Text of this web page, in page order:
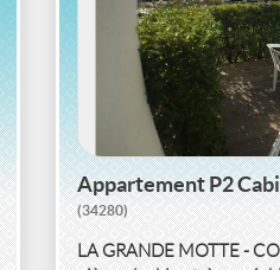
Appartement P2
(34280)
LA GRANDE MOTTE -